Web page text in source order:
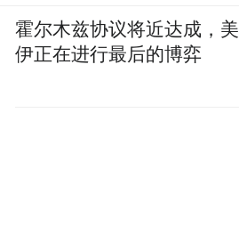
霍尔木兹协议将近达成，美
伊正在进行最后的博弈